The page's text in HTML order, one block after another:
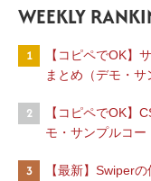
WEEKLY
1
【コピペでOK】
まとめ（デモ・
2
【コピペでOK】
モ・サンプルコ
3
【最新】Swiper